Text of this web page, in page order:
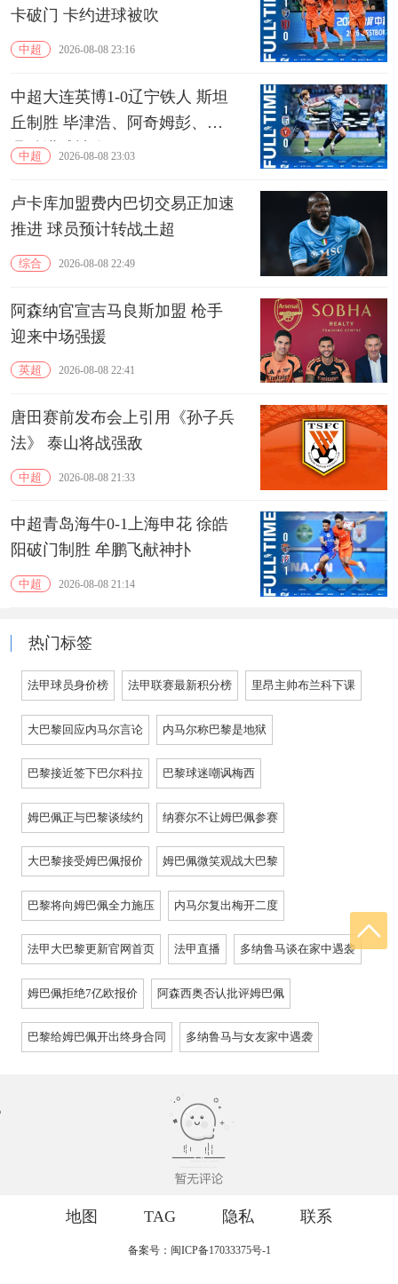
卡破门 卡约进球被吹
中超 2026-08-08 23:16
中超大连英博1-0辽宁铁人 斯坦
丘制胜 毕津浩、阿奇姆彭、严
鼎皓进球被吹
中超 2026-08-08 23:03
卢卡库加盟费内巴切交易正加速
推进 球员预计转战土超
综合 2026-08-08 22:49
阿森纳官宣吉马良斯加盟 枪手
迎来中场强援
英超 2026-08-08 22:41
唐田赛前发布会上引用《孙子兵
法》 泰山将战强敌
中超 2026-08-08 21:33
中超青岛海牛0-1上海申花 徐皓
阳破门制胜 牟鹏飞献神扑
中超 2026-08-08 21:14
热门标签
法甲球员身价榜 法甲联赛最新积分榜 里昂主帅布兰科下课
大巴黎回应内马尔言论 内马尔称巴黎是地狱
巴黎接近签下巴尔科拉 巴黎球迷嘲讽梅西
姆巴佩正与巴黎谈续约 纳赛尔不让姆巴佩参赛
大巴黎接受姆巴佩报价 姆巴佩微笑观战大巴黎
巴黎将向姆巴佩全力施压 内马尔复出梅开二度
法甲大巴黎更新官网首页 法甲直播 多纳鲁马谈在家中遇袭
姆巴佩拒绝7亿欧报价 阿森西奥否认批评姆巴佩
巴黎给姆巴佩开出终身合同 多纳鲁马与女友家中遇袭
地图 TAG 隐私 联系
备案号：闽ICP备17033375号-1